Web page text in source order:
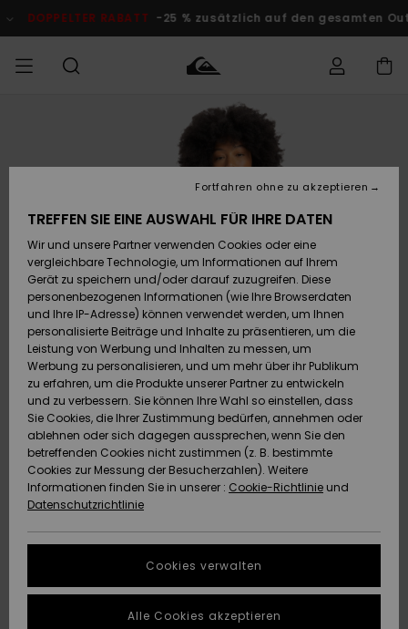
ProduktinformationRABATT -25 % zusätzlich auf den gesamten
Kleidung
Accessoires
Schuhe&
Flip-Flops
Surf
Snow
Brandneu
Highlights
Kleidung
Accessoires
Schuhe&
Flip-Flops
Surf
Snow
Brandneu
Highlights
FRAUEN
Shop
Brandneu
Highlights
Snow
SURF
Surf Shop
Männer
Kinder
Highlights
Community
SNOW
Snow Shop
Männer
Snow Shop
Kinder
Snow Shop
Damen
Highlights
Community
OUTLET
Outlet
Herren
KINDER
Outlet
Frauen
HILFE & KONTAKT
Auf meine
Bestellung
zugreifen
Retouren
Bezahlung
Geschenkkarte
Quiksilver
Freedom
Datenschutz
Starten Sie eine
um die
schnellste
NACHHALTIGKEIT
SHOPS
TREFFEN SIE EINE AUSWAHL FÜR IHRE DATEN
Wir und unsere Partner verwenden Cookies oder eine
vergleichbare Technologie, um Informationen auf Ihrem
Gerät zu speichern und/oder darauf zuzugreifen. Diese
personenbezogenen Informationen (wie Ihre Browserdaten
und Ihre IP-Adresse) können verwendet werden, um Ihnen
personalisierte Beiträge und Inhalte zu präsentieren, um die
Leistung von Werbung und Inhalten zu messen, um
Werbung zu personalisieren, und um mehr über ihr Publikum
zu erfahren, um die Produkte unserer Partner zu entwickeln
und zu verbessern. Sie können Ihre Wahl so einstellen, dass
Sie Cookies, die Ihrer Zustimmung bedürfen, annehmen oder
ablehnen oder sich dagegen aussprechen, wenn Sie den
betreffenden Cookies nicht zustimmen (z. B. bestimmte
Cookies zur Messung der Besucherzahlen). Weitere
Informationen finden Sie in unserer : Cookie-Richtlinie und
Datenschutzrichtlinie
Cookies verwalten
Fortfahren ohne zu akzeptieren
Alle Cookies akzeptieren